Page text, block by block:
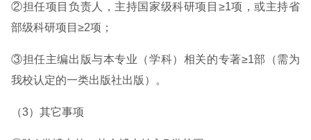
②担任项目负责人，主持国家级科研项目≥1项，或主持省
部级科研项目≥2项；
③担任主编出版与本专业（学科）相关的专著≥1部（需为
我校认定的一类出版社出版）。
（3）其它事项